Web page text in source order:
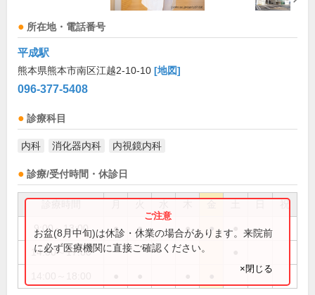
所在地・電話番号
平成駅
熊本県熊本市南区江越2-10-10 [地図]
096-377-5408
診療科目
内科 消化器内科 内視鏡内科
診療/受付時間・休診日
祝
9:00～13:00 ● ● ● ●
14:00～17:00
お盆(8月中旬)は休診・休業の場合があります。来院前
に必ず医療機関に直接ご確認ください。
×閉じる